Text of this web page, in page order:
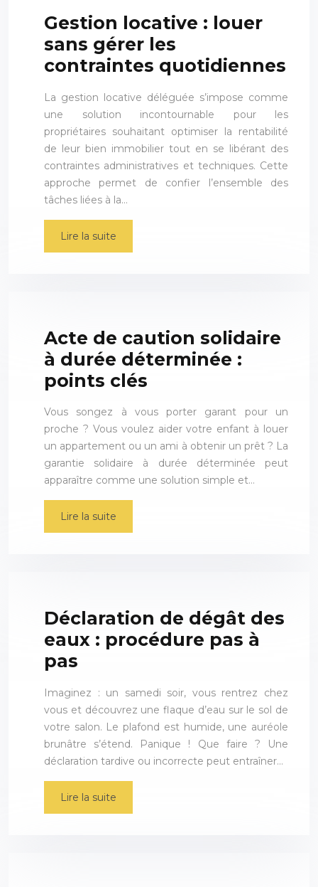
Gestion locative : louer
sans gérer les
contraintes quotidiennes
La gestion locative déléguée s’impose comme
une solution incontournable pour les
propriétaires souhaitant optimiser la rentabilité
de leur bien immobilier tout en se libérant des
contraintes administratives et techniques. Cette
approche permet de confier l’ensemble des
tâches liées à la…
Lire la suite
Acte de caution solidaire
à durée déterminée :
points clés
Vous songez à vous porter garant pour un
proche ? Vous voulez aider votre enfant à louer
un appartement ou un ami à obtenir un prêt ? La
garantie solidaire à durée déterminée peut
apparaître comme une solution simple et…
Lire la suite
Déclaration de dégât des
eaux : procédure pas à
pas
Imaginez : un samedi soir, vous rentrez chez
vous et découvrez une flaque d’eau sur le sol de
votre salon. Le plafond est humide, une auréole
brunâtre s’étend. Panique ! Que faire ? Une
déclaration tardive ou incorrecte peut entraîner…
Lire la suite